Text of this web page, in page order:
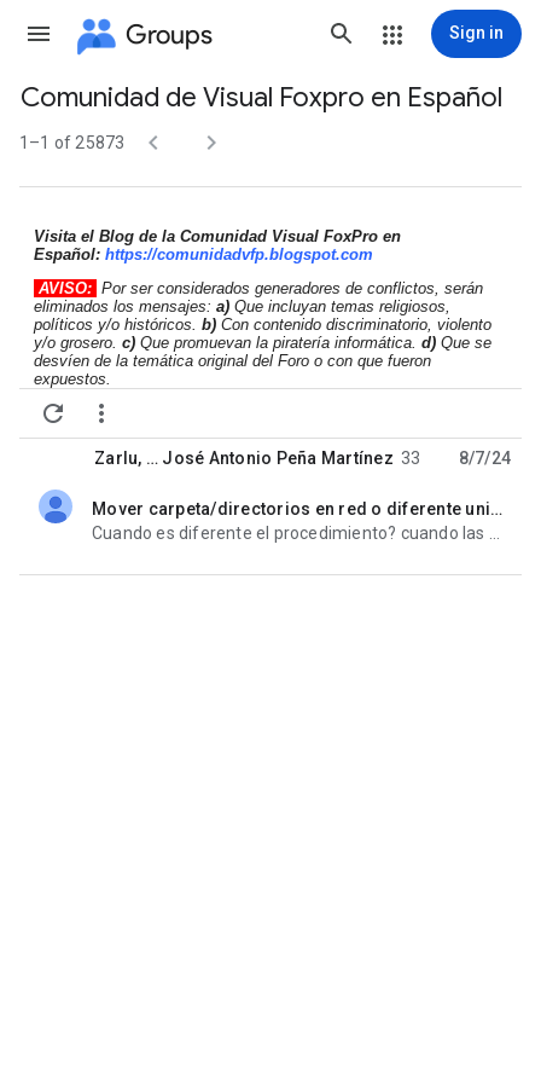
Groups Sign in
Group
path
Comunidad de Visual Foxpro en Español
1–1 of 25873  
Visita el Blog de la Comunidad Visual FoxPro en
Español: https://comunidadvfp.blogspot.com
AVISO: Por ser considerados generadores de conflictos, serán
eliminados los mensajes: a) Que incluyan temas religiosos,
políticos y/o históricos. b) Con contenido discriminatorio, violento
y/o grosero. c) Que promuevan la piratería informática. d) Que se
desvíen de la temática original del Foro o con que fueron
expuestos.
 
Zarlu, … José Antonio Peña Martínez 33 8/7/24
Mover carpeta/directorios en red o diferente unidad
unread,